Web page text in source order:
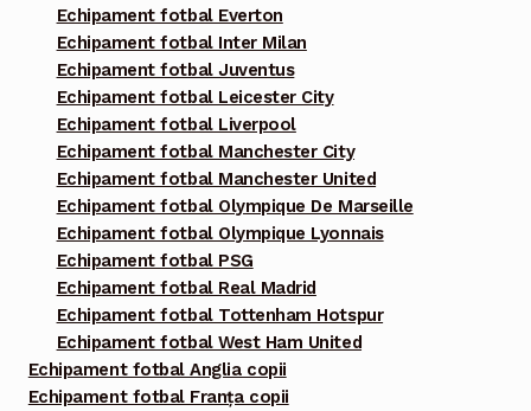
Echipament fotbal Everton
Echipament fotbal Inter Milan
Echipament fotbal Juventus
Echipament fotbal Leicester City
Echipament fotbal Liverpool
Echipament fotbal Manchester City
Echipament fotbal Manchester United
Echipament fotbal Olympique De Marseille
Echipament fotbal Olympique Lyonnais
Echipament fotbal PSG
Echipament fotbal Real Madrid
Echipament fotbal Tottenham Hotspur
Echipament fotbal West Ham United
Echipament fotbal Anglia copii
Echipament fotbal Franța copii